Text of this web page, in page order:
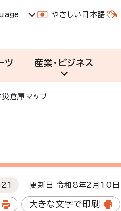
やさしい日本語
ツ 産業・ビジネス
災倉庫マップ
更新日 令和8年2月10日
大きな文字で印刷